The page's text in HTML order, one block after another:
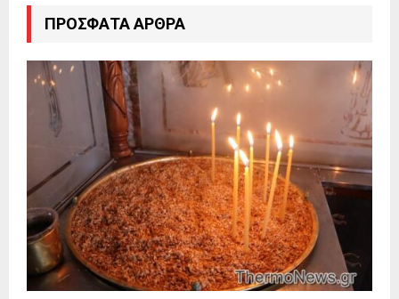
ΠΡΌΣΦΑΤΑ ΆΡΘΡΑ